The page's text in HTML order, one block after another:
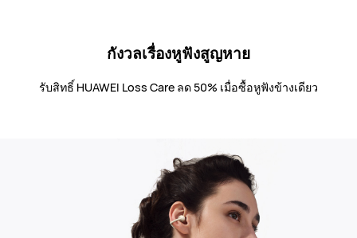
กังวลเรื่องหูฟังสูญหาย
รับสิทธิ์ HUAWEI Loss Care ลด 50% เมื่อซื้อหูฟังข้างเดียว